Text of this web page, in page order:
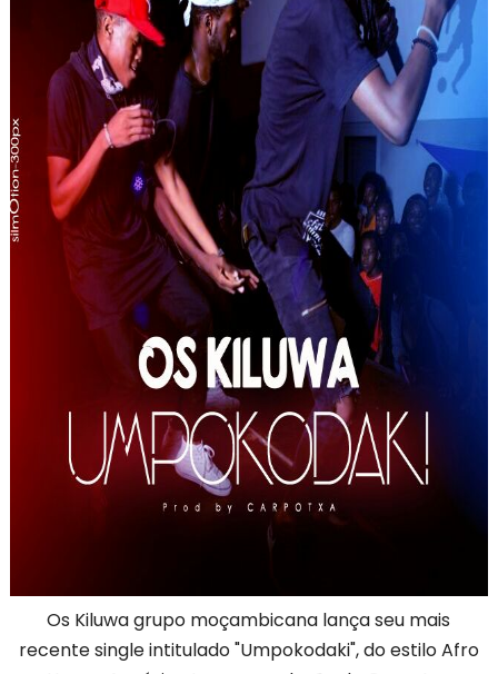
Os Kiluwa grupo moçambicana lança seu mais
recente single intitulado "Umpokodaki", do estilo Afro